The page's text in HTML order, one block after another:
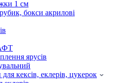
1 см
бокси акрилові
ярусів
кексів, еклерів, цукерок